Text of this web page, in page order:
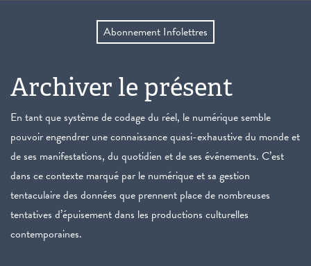
Abonnement Infolettres
Archiver le présent
En tant que système de codage du réel, le numérique semble
pouvoir engendrer une connaissance quasi-exhaustive du monde et
de ses manifestations, du quotidien et de ses événements. C’est
dans ce contexte marqué par le numérique et sa gestion
tentaculaire des données que prennent place de nombreuses
tentatives d’épuisement dans les productions culturelles
contemporaines.